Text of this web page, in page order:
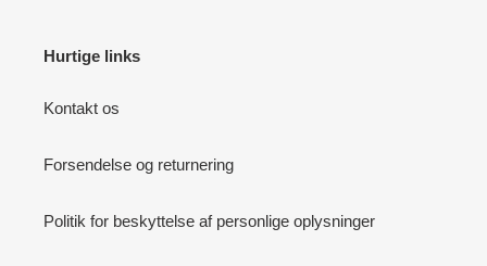
Hurtige links
Kontakt os
Forsendelse og returnering
Politik for beskyttelse af personlige oplysninger